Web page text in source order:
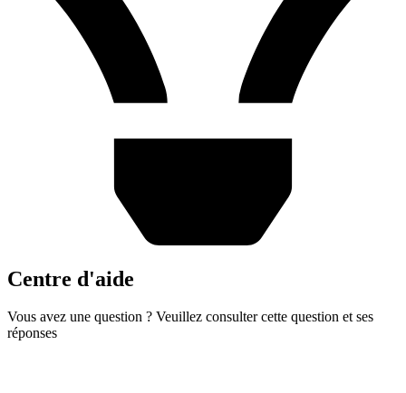
Centre d'aide
Vous avez une question ? Veuillez consulter cette question et ses
réponses